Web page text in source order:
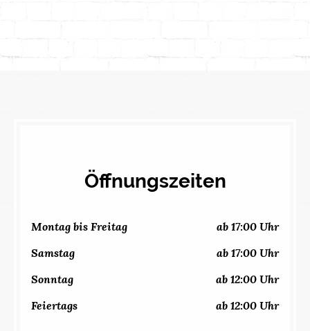
Öffnungszeiten
Montag bis Freitag ab 17:00 Uhr
Samstag ab 17:00 Uhr
Sonntag ab 12:00 Uhr
Feiertags ab 12:00 Uhr